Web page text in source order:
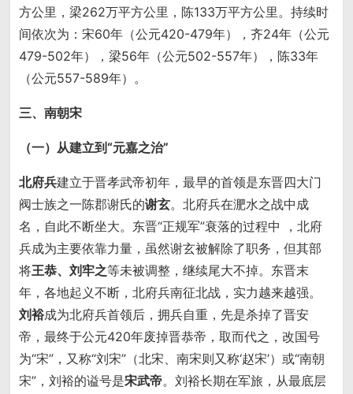
方公里，梁262万平方公里，陈133万平方公里。持续时
间依次为：宋60年（公元420-479年），齐24年（公元
479-502年），梁56年（公元502-557年），陈33年
（公元557-589年）。
三、南朝宋
（一）从建立到“元嘉之治”
北府兵建立于晋孝武帝初年，最早的首领是东晋四大门
阀士族之一陈郡谢氏的谢玄。北府兵在淝水之战中成
名，自此不断坐大。东晋“正规军”衰落的过程中 ，北府
兵成为主要依靠力量，虽然谢玄被解除了职务，但其部
将王恭、刘牢之等未被调整，继续尾大不掉。东晋末
年，各地起义不断，北府兵南征北战，实力越来越强。
刘裕成为北府兵首领后，拥兵自重，先是杀掉了晋安
帝，最终于公元420年废掉晋恭帝，取而代之，改国号
为“宋”，又称“刘宋”（北宋、南宋则又称‘赵宋’）或“南朝
宋”，刘裕的谥号是宋武帝。刘裕长期在军旅，从最底层